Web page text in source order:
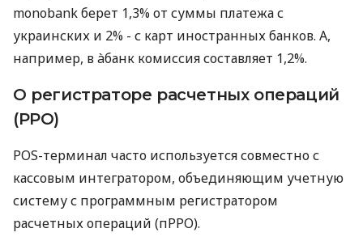
monobank берет 1,3% от суммы платежа с
украинских и 2% - с карт иностранных банков. А,
например, в àбанк комиссия составляет 1,2%.
О регистраторе расчетных операций
(РРО)
POS-терминал часто используется совместно с
кассовым интегратором, объединяющим учетную
систему с программным регистратором
расчетных операций (пРРО).